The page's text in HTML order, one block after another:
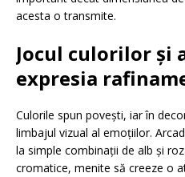
acesta o transmite.
Jocul culorilor și
expresia
Culorile spun povești, iar în
limbajul vizual al emoțiilor.
la simple combinații de alb și
cromatice, menite să creeze o